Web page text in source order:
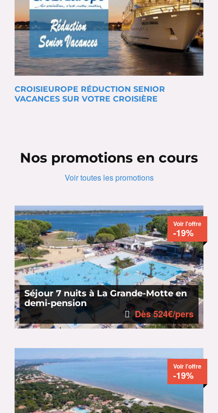
CROISIEUROPE RÉDUCTION SENIOR
VACANCES SUR VOTRE CROISIÈRE
Nos promotions en cours
Voir toutes les promotions
Voir l'offre
-19%
Séjour 7 nuits à La Grande-Motte en
demi-pension
Dès 524€/pers
Voir l'offre
-19%